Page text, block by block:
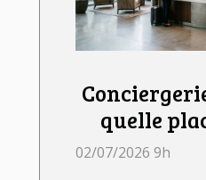
quelle
02/07/2026 9h